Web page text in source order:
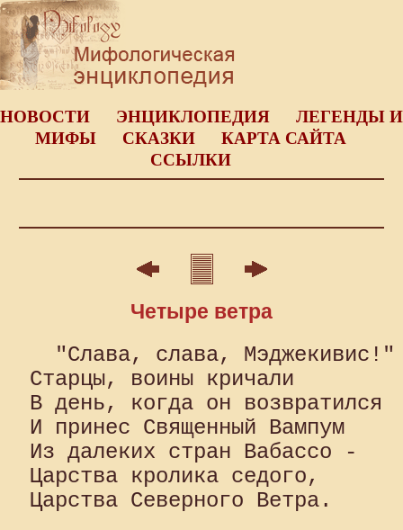
НОВОСТИ ЭНЦИКЛОПЕДИЯ
ЛЕГЕНДЫ И
МИФЫ
СКАЗКИ
КАРТА САЙТА
ССЫЛКИ
Четыре ветра
"Слава, слава,
Старцы, воины кричали
В день, когда он возвратился
И принес Священный Вампум
Из далеких стран Вабассо -
Царства кролика седого,